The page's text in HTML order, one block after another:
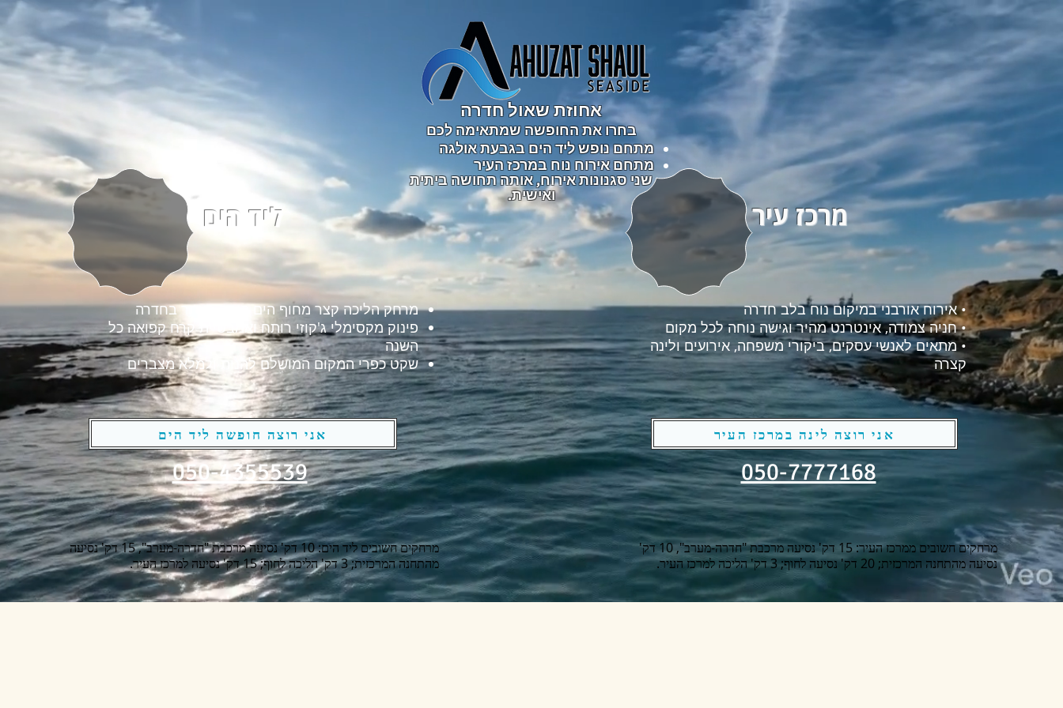
ליד הים
מרחק הליכה קצר מחוף הים היפה ביותר בחדרה
פינוק מקסימלי ג'קוזי רותח ואמבטיית קרח קפואה כל
השנה
שקט כפרי המקום המושלם להנות ולמלא מצברים
אני רוצה חופשה ליד הים
050-4355539
מרכז עיר
• אירוח אורבני במיקום נוח בלב חדרה
• חניה צמודה, אינטרנט מהיר וגישה נוחה לכל מקום
• מתאים לאנשי עסקים, ביקורי משפחה, אירועים ולינה
קצרה
אני רוצה לינה במרכז העיר
050-7777168
אחוזת שאול חדרה
בחרו את החופשה שמתאימה לכם
מתחם נופש ליד הים בגבעת אולגה
מתחם אירוח נוח במרכז העיר ​
שני סגנונות אירוח, אותה תחושה ביתית
ואישית.
מרחקים חשובים ליד הים: 10 דק' נסיעה מרכבת "חדרה-מערב", 15 דק' נסיעה
מהתחנה המרכזית; 3 דק' הליכה לחוף; 15 דק' נסיעה למרכז העיר.
מרחקים חשובים ממרכז העיר: 15 דק' נסיעה מרכבת "חדרה-מערב", 10 דק'
נסיעה מהתחנה המרכזית; 20 דק' נסיעה לחוף; 3 דק' הליכה למרכז העיר.